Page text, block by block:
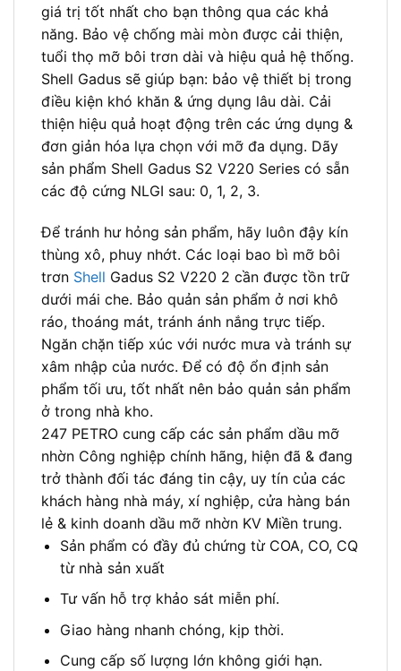
giá trị tốt nhất cho bạn thông qua các khả
năng. Bảo vệ chống mài mòn được cải thiện,
tuổi thọ mỡ bôi trơn dài và hiệu quả hệ thống.
Shell Gadus sẽ giúp bạn: bảo vệ thiết bị trong
điều kiện khó khăn & ứng dụng lâu dài. Cải
thiện hiệu quả hoạt động trên các ứng dụng &
đơn giản hóa lựa chọn với mỡ đa dụng. Dãy
sản phẩm Shell Gadus S2 V220 Series có sẵn
các độ cứng NLGI sau: 0, 1, 2, 3.
Để tránh hư hỏng sản phẩm, hãy luôn đậy kín
thùng xô, phuy nhớt. Các loại bao bì mỡ bôi
trơn Shell Gadus S2 V220 2 cần được tồn trữ
dưới mái che. Bảo quản sản phẩm ở nơi khô
ráo, thoáng mát, tránh ánh nắng trực tiếp.
Ngăn chặn tiếp xúc với nước mưa và tránh sự
xâm nhập của nước. Để có độ ổn định sản
phẩm tối ưu, tốt nhất nên bảo quản sản phẩm
ở trong nhà kho.
247 PETRO cung cấp các sản phẩm dầu mỡ
nhờn Công nghiệp chính hãng, hiện đã & đang
trở thành đối tác đáng tin cậy, uy tín của các
khách hàng nhà máy, xí nghiệp, cửa hàng bán
lẻ & kinh doanh dầu mỡ nhờn KV Miền trung.
Sản phẩm có đầy đủ chứng từ COA, CO, CQ
từ nhà sản xuất
Tư vấn hỗ trợ khảo sát miễn phí.
Giao hàng nhanh chóng, kịp thời.
Cung cấp số lượng lớn không giới hạn.